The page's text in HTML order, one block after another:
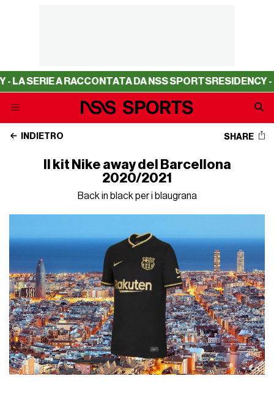
RACCONTATA DA NSS SPORTSRESIDENCY - LA SERIE A
INDIETRO SHARE
Il kit Nike away del Barcellona
2020/2021
Back in black per i blaugrana